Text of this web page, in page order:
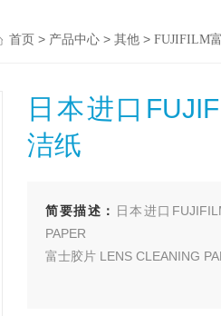
首页> 产品中心> 其他> FUJIFILM
日本进口
洁纸
简要描述： 日本进口
PAPER
富士胶片 LENS CLEANING